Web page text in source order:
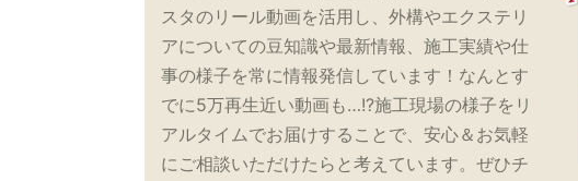
スタのリール動画を活用し、外構やエクステリ
アについての豆知識や最新情報、施工実績や仕
事の様子を常に情報発信しています！なんとす
でに5万再生近い動画も…!?施工現場の様子をリ
アルタイムでお届けすることで、安心＆お気軽
にご相談いただけたらと考えています。ぜひチ